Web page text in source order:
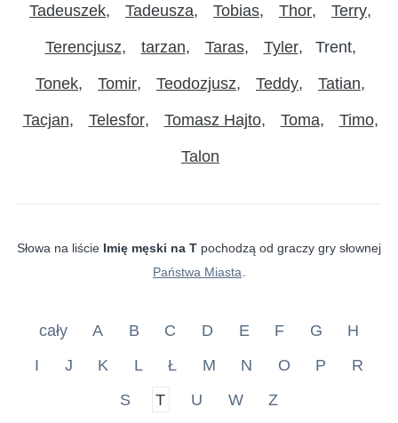
Tadeuszek Tadeusza Tobias Thor Terry
Terencjusz tarzan Taras Tyler Trent
Tonek Tomir Teodozjusz Teddy Tatian
Tacjan Telesfor Tomasz Hajto Toma Timo
Talon
Słowa na liście Imię męski na T pochodzą od graczy gry słownej
Państwa Miasta
cały A B C D E F G
H
I
J K L Ł M N O P
R
S
T U W Z